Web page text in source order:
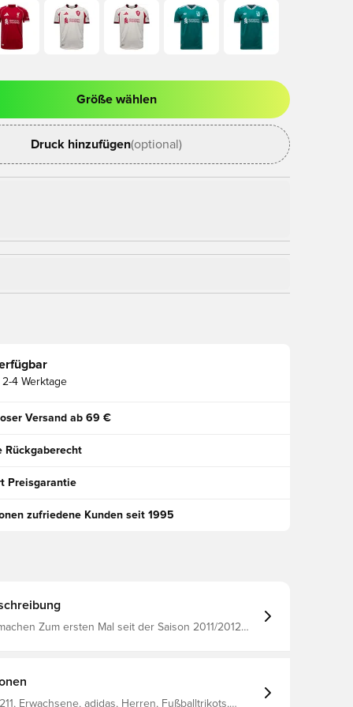
zum Anmelden oder Registrieren als Mitglied
Größe wählen
Druck hinzufügen(optional)
2-4 Werktage
Versand ab 69 €
Rückgaberecht
Preisgarantie
zufriedene Kunden seit 1995
Zum ersten Mal seit der Saison 2011/2012
zusammen, um neue Erinnerungen für alte und
ganzen Welt zu schaffen. Liverpool F.C. und
eine reiche Geschichte, die bis 1985 zurückreicht.
Erwachsene, adidas, Herren, Fußballtrikots,